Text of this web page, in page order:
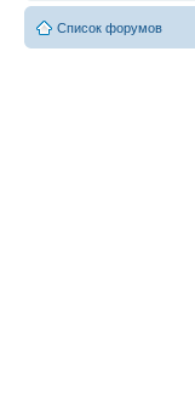
Список форумов